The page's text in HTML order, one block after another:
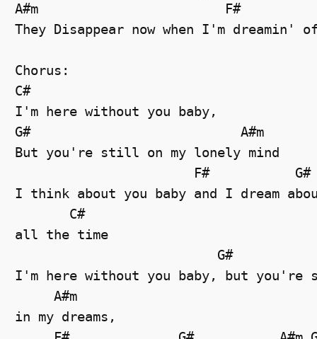
A#m                        F#
They Disappear now when I'm dreamin'
Chorus:
C#
I'm here without you baby,
G#                           A#m
But you're still on my lonely mind
                       F#           G#
I think about you baby and I dream
       C#
all the time
                          G#
I'm here without you baby, but
     A#m
in my dreams,